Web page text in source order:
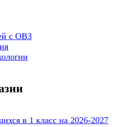
с ОВЗ
в 1 класс на 2026-2027